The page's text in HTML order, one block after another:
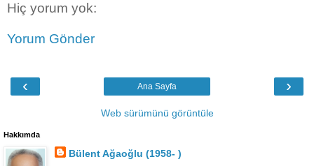
Hiç yorum yok:
Yorum Gönder
‹ ›
Ana Sayfa
Web sürümünü görüntüle
Hakkımda
Bülent Ağaoğlu (1958- )